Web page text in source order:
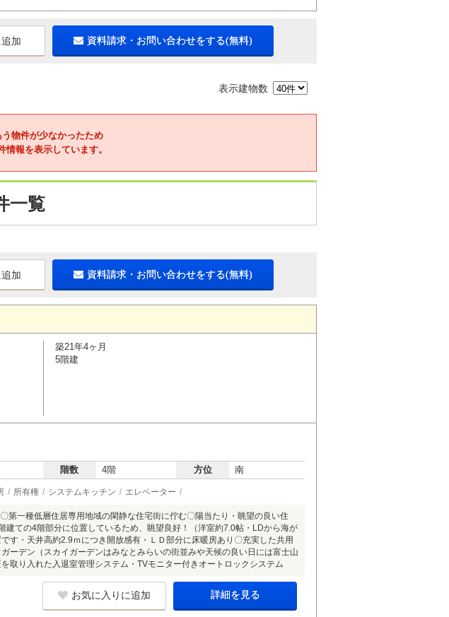
加 資料請求・お問い合わせをする(無料)
表示建物数
物件が少なかったため
報を表示しています。
一覧
加 資料請求・お問い合わせをする(無料)
築21年4ヶ月
5階建
階数 4階 方位 南
所有権 システムキッチン エレベーター
第一種低層住居専用地域の閑静な住宅街に佇む〇陽当たり・眺望の良い住
建ての4階部分に位置しているため、眺望良好！（洋室約7.0帖・LDから海が
す・天井高約2.9ｍにつき開放感有・ＬＤ部分に床暖房あり〇充実した共用
ーデン（スカイガーデンはみなとみらいの街並みや天候の良い日には富士山
取り入れた入退室管理システム・TVモニター付きオートロックシステム
お気に入りに追加 詳細を見る